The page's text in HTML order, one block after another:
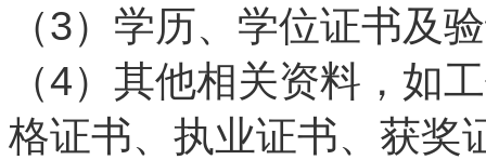
（3）学历、学位证书及
（4）其他相关资料，如
格证书、执业证书、获奖